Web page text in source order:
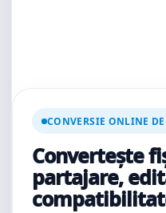
CONVERSIE ONLINE
Convertește
partajare,